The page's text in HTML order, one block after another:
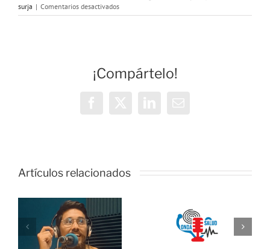
surja | Comentarios desactivadosen
Programa
¡Compártelo!
Artículos relacionados
ONDA
SALUD:
Hablamos
sobre